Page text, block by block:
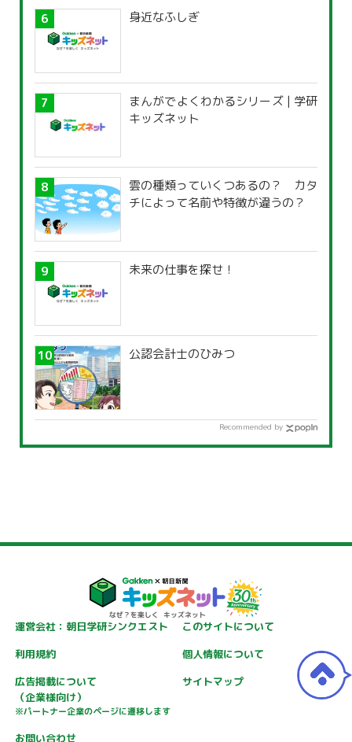
身近なふしぎ
まんがでよくわかるシリーズ | 学研
キッズネット
雲の種類っていくつあるの？ カタ
チによって名前や特徴が違うの？
未来の仕事を探せ！
公認会計士のひみつ
Recommended by
運営会社：朝日学研シンクエスト
このサイトについて
利用規約
個人情報について
広告掲載について
（企業様向け）
※パートナー企業のページに遷移します
サイトマップ
お問い合わせ